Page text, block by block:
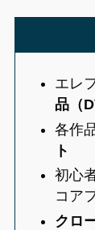
エレ
品（
各作
ト
初心
コア
クロ